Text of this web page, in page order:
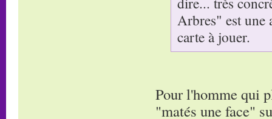
Arbres" est une
carte à jouer.
Pour l'homme qui
"matés une face"